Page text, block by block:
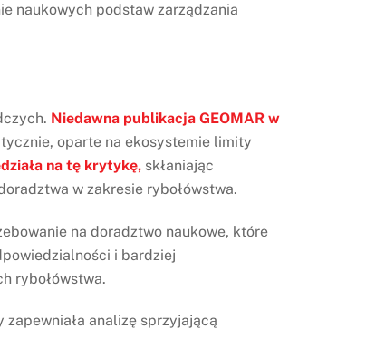
naukowych podstaw zarządzania
Niedawna publikacja GEOMAR w
oparte na ekosystemie limity
na tę krytykę, skłaniając
w zakresie rybołówstwa.
na doradztwo naukowe, które
i bardziej
rybołówstwa.
analizę sprzyjającą